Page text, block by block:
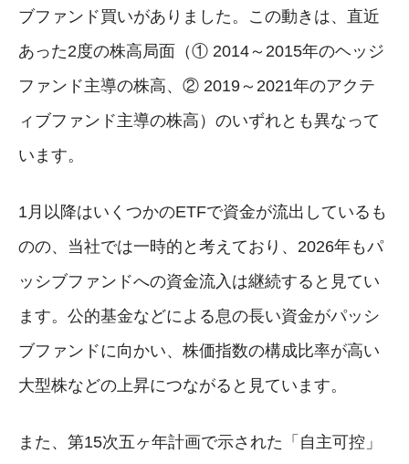
ブファンド買いがありました。この動きは、直近
あった2度の株高局面（① 2014～2015年のヘッジ
ファンド主導の株高、② 2019～2021年のアクテ
ィブファンド主導の株高）のいずれとも異なって
います。
1月以降はいくつかのETFで資金が流出しているも
のの、当社では一時的と考えており、2026年もパ
ッシブファンドへの資金流入は継続すると見てい
ます。公的基金などによる息の長い資金がパッシ
ブファンドに向かい、株価指数の構成比率が高い
大型株などの上昇につながると見ています。
また、第15次五ヶ年計画で示された「自主可控」